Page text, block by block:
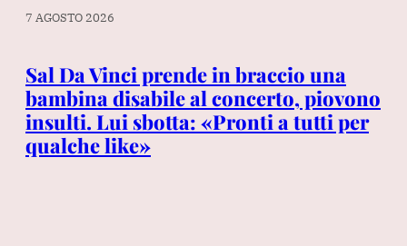
7 AGOSTO 2026
Sal Da Vinci prende in braccio una
bambina disabile al concerto, piovono
insulti. Lui sbotta: «Pronti a tutti per
qualche like»